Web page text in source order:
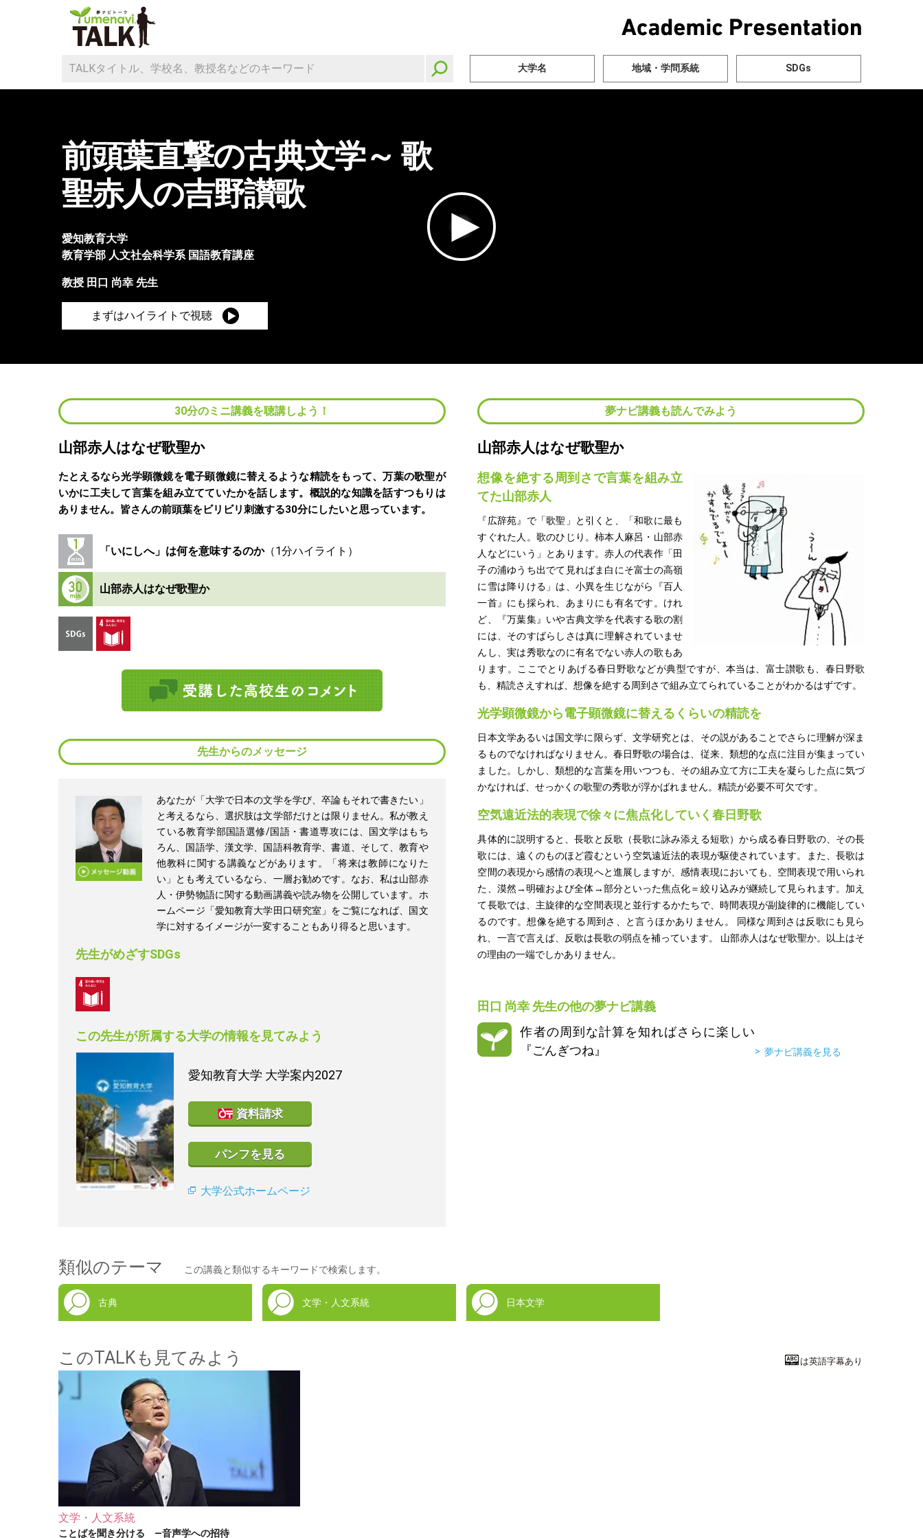
大学名 地域・学問系統 SDGs
前頭葉直撃の古典文学～ 歌
聖赤人の吉野讃歌
愛知教育大学
教育学部 人文社会科学系 国語教育講座
教授 田口 尚幸 先生
まずはハイライトで視聴
30分のミニ講義を聴講しよう！
山部赤人はなぜ歌聖か
たとえるなら光学顕微鏡を電子顕微鏡に替えるような精読をもって、万葉の歌聖が
いかに工夫して言葉を組み立てていたかを話します。概説的な知識を話すつもりは
ありません。皆さんの前頭葉をビリビリ刺激する30分にしたいと思っています。
「いにしへ」は何を意味するのか
山部赤人はなぜ歌聖か
先生からのメッセージ
あなたが「大学で日本の文学を学び、卒論もそれで書きたい」
と考えるなら、選択肢は文学部だけとは限りません。私が教え
ている教育学部国語選修/国語・書道専攻には、国文学はもち
ろん、国語学、漢文学、国語科教育学、書道、そして、教育や
他教科に関する講義などがあります。「将来は教師になりた
い」とも考えているなら、一層お勧めです。なお、私は山部赤
人・伊勢物語に関する動画講義や読み物を公開しています。ホ
ームページ「愛知教育大学田口研究室」をご覧になれば、国文
学に対するイメージが一変することもあり得ると思います。
先生がめざすSDGs
この先生が所属する大学の情報を見てみよう
愛知教育大学 大学案内2027
資料請求
パンフを見る
大学公式ホームページ
夢ナビ講義も読んでみよう
山部赤人はなぜ歌聖か
想像を絶する周到さで言葉を組み立
てた山部赤人
『広辞苑』で「歌聖」と引くと、「和歌に最も
すぐれた人。歌のひじり。柿本人麻呂・山部赤
人などにいう」とあります。赤人の代表作「田
子の浦ゆうち出でて見ればま白にそ富士の高嶺
に雪は降りける」は、小異を生じながら『百人
一首』にも採られ、あまりにも有名です。けれ
ど、『万葉集』いや古典文学を代表する歌の割
には、そのすばらしさは真に理解されていませ
んし、実は秀歌なのに有名でない赤人の歌もあ
ります。ここでとりあげる春日野歌などが典型ですが、本当は、富士讃歌も、春日野歌
も、精読さえすれば、想像を絶する周到さで組み立てられていることがわかるはずです。
光学顕微鏡から電子顕微鏡に替えるくらいの精読を
日本文学あるいは国文学に限らず、文学研究とは、その説があることでさらに理解が深ま
るものでなければなりません。春日野歌の場合は、従来、類想的な点に注目が集まってい
ました。しかし、類想的な言葉を用いつつも、その組み立て方に工夫を凝らした点に気づ
かなければ、せっかくの歌聖の秀歌が浮かばれません。精読が必要不可欠です。
空気遠近法的表現で徐々に焦点化していく春日野歌
具体的に説明すると、長歌と反歌（長歌に詠み添える短歌）から成る春日野歌の、その長
歌には、遠くのものほど霞むという空気遠近法的表現が駆使されています。また、長歌は
空間の表現から感情の表現へと進展しますが、感情表現においても、空間表現で用いられ
た、漠然→明確および全体→部分といった焦点化＝絞り込みが継続して見られます。加え
て長歌では、主旋律的な空間表現と並行するかたちで、時間表現が副旋律的に機能してい
るのです。想像を絶する周到さ、と言うほかありません。 同様な周到さは反歌にも見ら
れ、一言で言えば、反歌は長歌の弱点を補っています。 山部赤人はなぜ歌聖か。以上はそ
の理由の一端でしかありません。
田口 尚幸 先生の他の夢ナビ講義
作者の周到な計算を知ればさらに楽しい
『ごんぎつね』
夢ナビ講義を見る
類似のテーマ この講義と類似するキーワードで検索します。
古典 文学・人文系統 日本文学
このTALKも見てみよう は英語字幕あり
文学・人文系統
ことばを聞き分ける ―音声学への招待